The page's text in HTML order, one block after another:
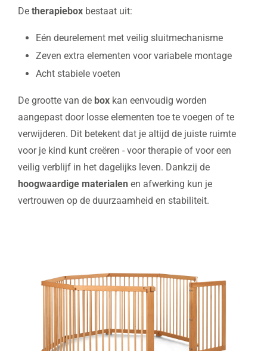
De therapiebox bestaat uit:
Eén deurelement met veilig sluitmechanisme
Zeven extra elementen voor variabele montage
Acht stabiele voeten
De grootte van de box kan eenvoudig worden
aangepast door losse elementen toe te voegen of te
verwijderen. Dit betekent dat je altijd de juiste ruimte
voor je kind kunt creëren - voor therapie of voor een
veilig verblijf in het dagelijks leven. Dankzij de
hoogwaardige materialen en afwerking kun je
vertrouwen op de duurzaamheid en stabiliteit.